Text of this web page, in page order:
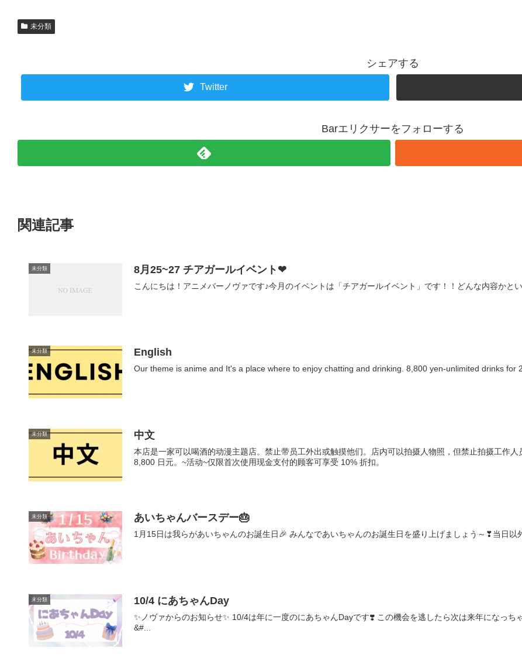
未分類
シェアする
Twitter
Barエリクサーをフォローする
関連記事
未分類 8月25~27 チアガールイベント❤︎
こんにちは！アニメバーノヴァです♪今月のイベントは「チアガールイベント」です！！どんな内容か
未分類 English
Our theme is anime and It's a place where to enjoy chatting and drinking. 8,800 yen-unlimited drinks for
未分類 中文
本店是一家可以喝酒的动漫主题店。禁止带员工外出或触摸他们。店内可以拍摄人物照，但禁止拍摄工作
8,800 日元。~活动~仅限首次使用现金支付的顾客可享受 10% 折扣。
未分類 あいちゃんバースデー🎂
1月15日は我らがあいちゃんのお誕生日🎉 みんなであいちゃんのお誕生日を盛り上げましょう～❣当日以
未分類 10/4 にあちゃんDay
✨ノヴァからのお知らせ✨ 10/4は年に一度のにあちゃんDayです❣️ この機会を逃したら次は来年になっ
&#...